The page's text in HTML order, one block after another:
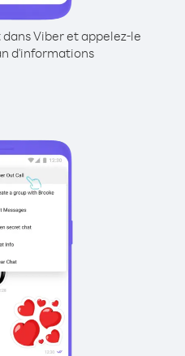
Viber et appelez-le
d'informations